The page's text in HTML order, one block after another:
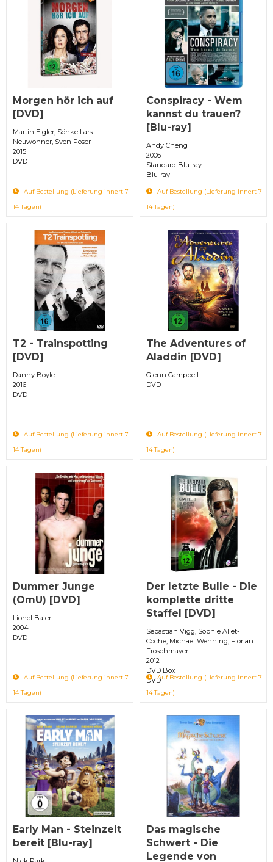
Morgen hör ich auf
[DVD]
Martin Eigler, Sönke Lars
Neuwöhner, Sven Poser
2015
DVD
Auf Bestellung (Lieferung innert 7-
14 Tagen)
Conspiracy - Wem
kannst du trauen?
[Blu-ray]
Andy Cheng
2006
Standard Blu-ray
Blu-ray
Auf Bestellung (Lieferung innert 7-
14 Tagen)
T2 - Trainspotting
[DVD]
Danny Boyle
2016
DVD
Auf Bestellung (Lieferung innert 7-
14 Tagen)
The Adventures of
Aladdin [DVD]
Glenn Campbell
DVD
Auf Bestellung (Lieferung innert 7-
14 Tagen)
Dummer Junge
(OmU) [DVD]
Lionel Baier
2004
DVD
Auf Bestellung (Lieferung innert 7-
14 Tagen)
Der letzte Bulle - Die
komplette dritte
Staffel [DVD]
Sebastian Vigg, Sophie Allet-
Coche, Michael Wenning, Florian
Froschmayer
2012
DVD Box
DVDAuf Bestellung (Lieferung innert 7-
14 Tagen)
Early Man - Steinzeit
bereit [Blu-ray]
Das magische
Schwert - Die
Legende von